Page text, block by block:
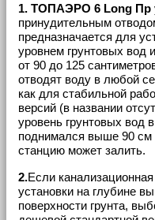
1. ТОПАЭРО 6 Long Пр
принудительным
предназначается для
уровнем грунтовых вод
от 90 до 125
отводят воду в любой
как для стабильной
версий (в названии
уровень грунтовых вод
поднимался выше 90 см
станцию может залить.
2.Если
установки на глубине
поверхности грунта,